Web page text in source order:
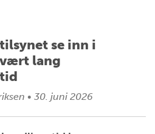
se inn i
lang
• 30. juni 2026